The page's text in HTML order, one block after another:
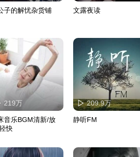
子的解忧杂货铺 文露夜读
219万
音乐BGM清新/放
快
209.9万
静听FM